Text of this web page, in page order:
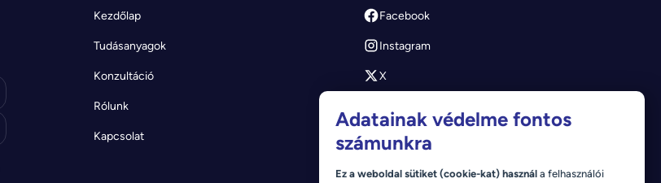
Kezdőlap
Tudásanyagok
Konzultáció
Rólunk
Kapcsolat
Facebook
Instagram
X
Adatainak védelme fontos
számunkra
Ez a weboldal sütiket (cookie-kat) használ a felhasználói